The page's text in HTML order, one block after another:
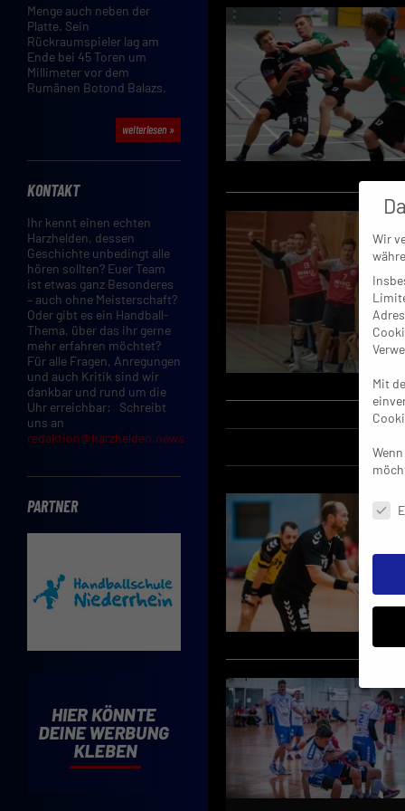
Menge auch neben der
Platte. Sein
Rückraumspieler lag am
Ende bei 45 Toren um
Millimeter vor dem
Rumänen Botond Balazs.
weiterlesen »
KONTAKT
Ihr kennt einen echten
Harzhelden, dessen
Geschichte unbedingt alle
hören sollten? Euer Team
ist etwas ganz Besonderes
– auch ohne Meisterschaft?
Oder gibt es ein Handball-
Thema, über das ihr gerne
mehr erfahren möchtet?
Für alle Fragen, Anregungen
und auch Kritik sind wir
dankbar und rund um die
Uhr erreichbar: Schreibt
uns an
redaktion@harzhelden.news
PARTNER
Wir
Mit